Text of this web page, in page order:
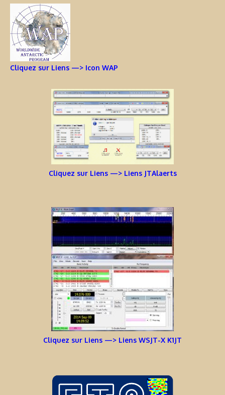
Cliquez sur Liens —> Icon WAP
Cliquez sur Liens —> Liens JTAlaerts
Cliquez sur Liens —> Liens WSJT-X K1JT